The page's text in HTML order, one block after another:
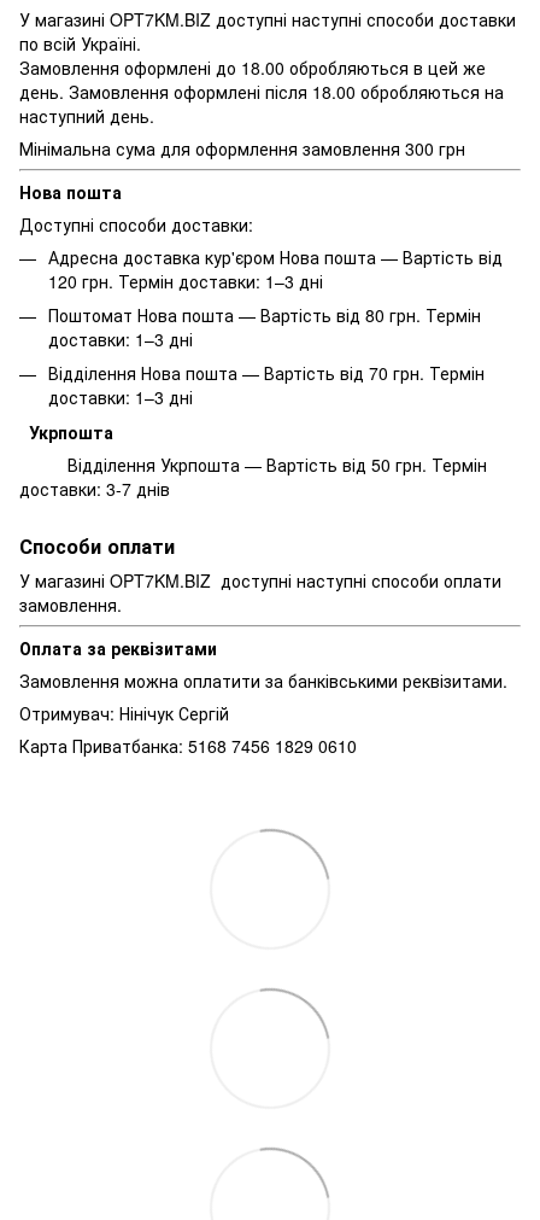
У магазині OPT7KM.BIZ доступні наступні способи доставки
по всій Україні.
Замовлення оформлені до 18.00 обробляються в цей же
день. Замовлення оформлені після 18.00 обробляються на
наступний день.
Мінімальна сума для оформлення замовлення 300 грн
Нова пошта
Доступні способи доставки:
Адресна доставка кур'єром Нова пошта — Вартість від
120 грн. Термін доставки: 1–3 дні
Поштомат Нова пошта — Вартість від 80 грн. Термін
доставки: 1–3 дні
Відділення Нова пошта — Вартість від 70 грн. Термін
доставки: 1–3 дні
Укрпошта
Відділення Укрпошта — Вартість від 50 грн. Термін
доставки: 3-7 днів
Способи оплати
У магазині OPT7KM.BIZ доступні наступні способи оплати
замовлення.
Оплата за реквізитами
Замовлення можна оплатити за банківськими реквізитами.
Отримувач: Нінічук Сергій
Карта Приватбанка: 5168 7456 1829 0610